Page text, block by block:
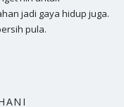
jadi gaya hidup juga.
pula.